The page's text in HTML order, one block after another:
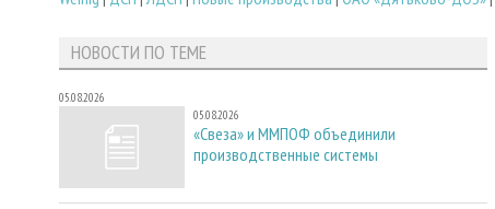
НОВОСТИ ПО ТЕМЕ
05.08.2026
05.08.2026
«Свеза» и ММПОФ объединили
производственные системы